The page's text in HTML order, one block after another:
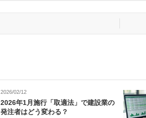
2026/02/12
2026年1月施行「取適法」で建設業の
発注者はどう変わる？